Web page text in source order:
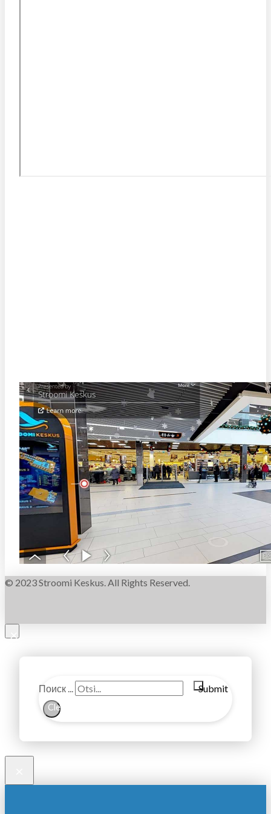
© 2023 Stroomi Keskus. All Rights Reserved.
×
Поиск ... Submit
Clear